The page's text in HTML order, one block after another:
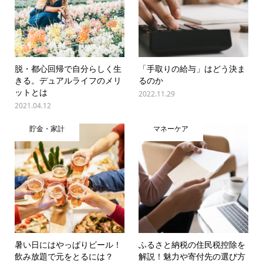
脱・都心回帰で自分らしく生
きる。デュアルライフのメリ
ットとは
2021.04.12
「手取りの給与」はどう決ま
るのか
2022.11.29
貯金・家計
暑い日にはやっぱりビール！
飲み放題で元をとるには？
マネーケア
ふるさと納税の住民税控除を
解説！魅力や寄付先の選び方